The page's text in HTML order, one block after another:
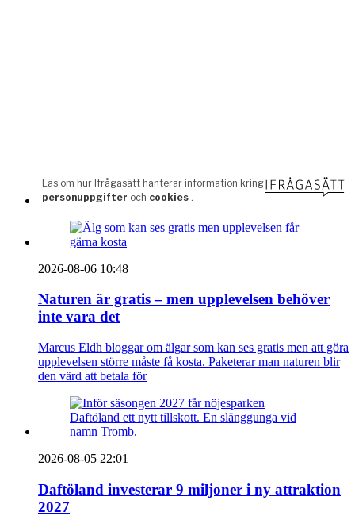
2026-08-06 10:48
Naturen är gratis – men upplevelsen behöver
inte vara det
Marcus Eldh bloggar om älgar som kan ses gratis men att göra
upplevelsen större måste få kosta. Paketerar man naturen blir
den värd att betala för
2026-08-05 22:01
Daftöland investerar 9 miljoner i ny attraktion
2027